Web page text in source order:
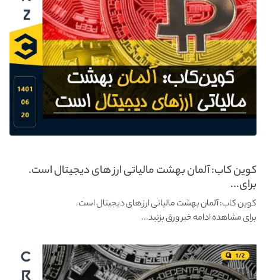
کوین کاب: آلمان بهشت مالیاتی ارز های دیجیتال است.
برای...
کوین کاب: آلمان بهشت مالیاتی ارز های دیجیتال است.
برای مشاهده ادامه خبر ورق بزنید...